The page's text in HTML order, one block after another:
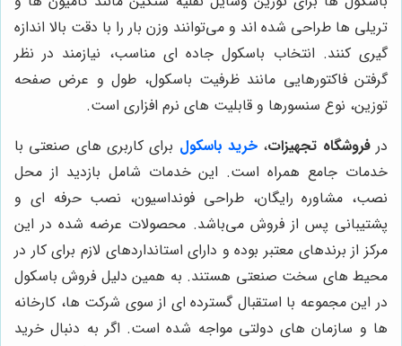
تریلی ها طراحی شده اند و می‌توانند وزن بار را با دقت بالا اندازه
گیری کنند. انتخاب باسکول جاده ای مناسب، نیازمند در نظر
گرفتن فاکتورهایی مانند ظرفیت باسکول، طول و عرض صفحه
توزین، نوع سنسورها و قابلیت های نرم افزاری است.
درفروشگاه تجهیزات، خرید باسکول برای کاربری های صنعتی با
خدمات جامع همراه است. این خدمات شامل بازدید از محل
نصب، مشاوره رایگان، طراحی فونداسیون، نصب حرفه ای و
پشتیبانی پس از فروش می‌باشد. محصولات عرضه شده در این
مرکز از برندهای معتبر بوده و دارای استانداردهای لازم برای کار در
محیط های سخت صنعتی هستند. به همین دلیل فروش باسکول
در این مجموعه با استقبال گسترده ای از سوی شرکت ها، کارخانه
ها و سازمان های دولتی مواجه شده است. اگر به دنبال خرید